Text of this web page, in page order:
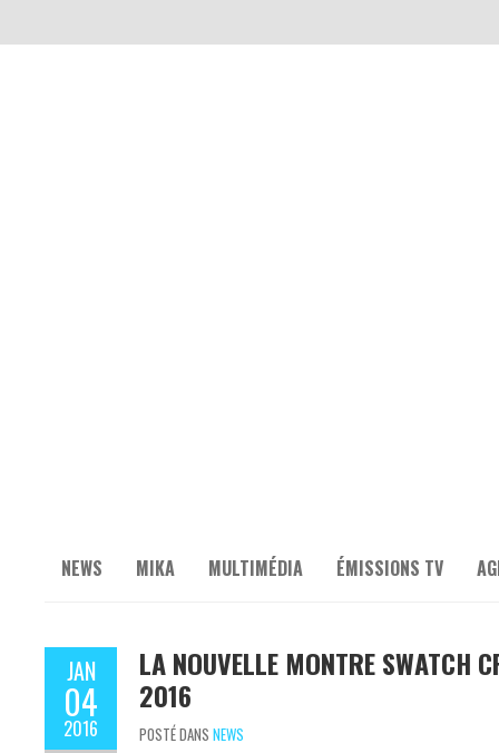
NEWS MIKA MULTIMÉDIA ÉMISSIONS TV
JAN
04
2016
LA NOUVELLE MONTRE SWATCH
2016
POSTÉ DANS NEWS